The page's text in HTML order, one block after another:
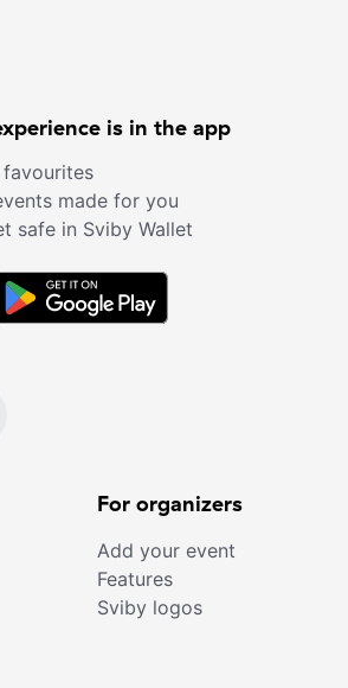
is in the app
favourites
made for you
safe in Sviby Wallet
For organizers
Add your event
Features
Sviby logos